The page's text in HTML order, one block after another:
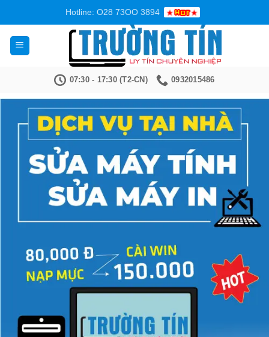
nội
dung
Hotline: O28 73OO 3894
07:30 - 17:30 (T2-CN) 0932015486